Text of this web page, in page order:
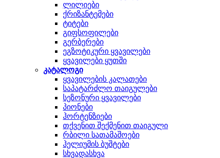
ლილიები
ქრიზანტემები
ტიტები
გიფსოფილები
გერბერები
ეგზოტიკური ყვავილები
ყვავილები ყუთში
კატალოგი
ყვავილების კალათები
საპატარძლო თაიგულები
სეზონური ყვავილები
პიონები
ჰორტენზიები
თქვენით შექმენით თაიგული
რბილი სათამაშოები
ჰელიუმის ბუშტები
სხვადასხვა